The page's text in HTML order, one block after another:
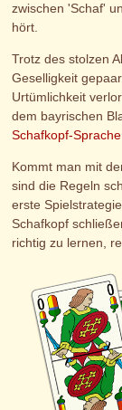
zwischen 'Schaf'
hört.
Trotz des stolzen
Geselligkeit
Urtümlichkeit
dem bayrischen
Schafkopf-Sprache
Kommt man mit
sind die Regeln
erste
Schafkopf
richtig zu lernen,